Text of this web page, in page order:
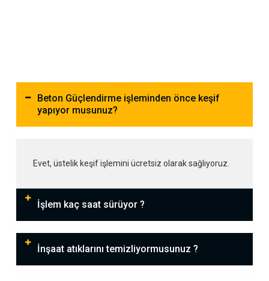
Beton Güçlendirme işleminden önce keşif
yapıyor musunuz?
Evet, üstelik keşif işlemini ücretsiz olarak sağlıyoruz.
İşlem kaç saat sürüyor ?
İnşaat atıklarını temizliyormusunuz ?